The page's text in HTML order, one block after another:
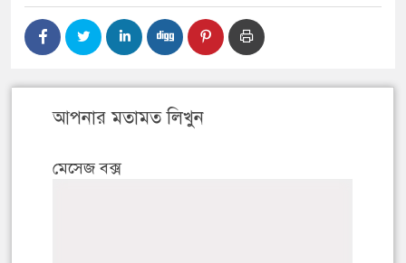
আপনার মতামত লিখুন
মেসেজ বক্স